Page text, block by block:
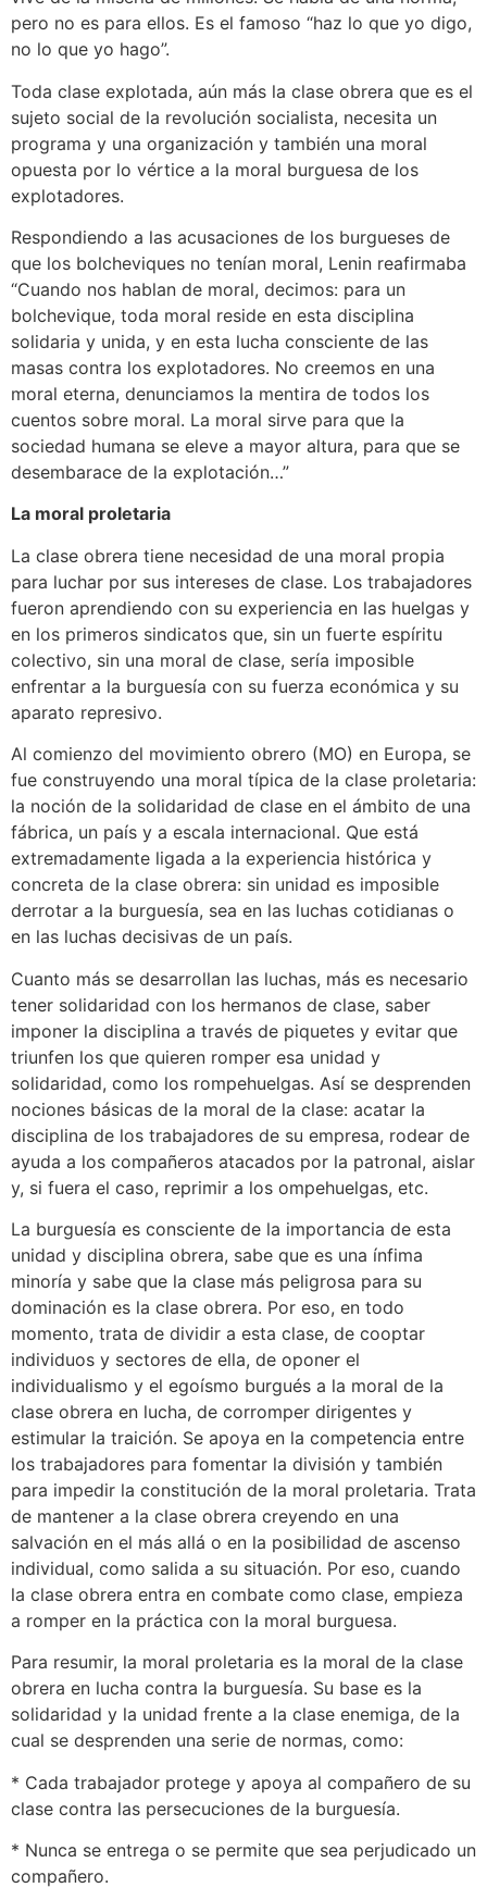
pero no es para ellos. Es el famoso “haz lo que yo digo,
no lo que yo hago”.
Toda clase explotada, aún más la clase obrera que es el
sujeto social de la revolución socialista, necesita un
programa y una organización y también una moral
opuesta por lo vértice a la moral burguesa de los
explotadores.
Respondiendo a las acusaciones de los burgueses de
que los bolcheviques no tenían moral, Lenin reafirmaba
“Cuando nos hablan de moral, decimos: para un
bolchevique, toda moral reside en esta disciplina
solidaria y unida, y en esta lucha consciente de las
masas contra los explotadores. No creemos en una
moral eterna, denunciamos la mentira de todos los
cuentos sobre moral. La moral sirve para que la
sociedad humana se eleve a mayor altura, para que se
desembarace de la explotación…”
La moral proletaria
La clase obrera tiene necesidad de una moral propia
para luchar por sus intereses de clase. Los trabajadores
fueron aprendiendo con su experiencia en las huelgas y
en los primeros sindicatos que, sin un fuerte espíritu
colectivo, sin una moral de clase, sería imposible
enfrentar a la burguesía con su fuerza económica y su
aparato represivo.
Al comienzo del movimiento obrero (MO) en Europa, se
fue construyendo una moral típica de la clase proletaria:
la noción de la solidaridad de clase en el ámbito de una
fábrica, un país y a escala internacional. Que está
extremadamente ligada a la experiencia histórica y
concreta de la clase obrera: sin unidad es imposible
derrotar a la burguesía, sea en las luchas cotidianas o
en las luchas decisivas de un país.
Cuanto más se desarrollan las luchas, más es necesario
tener solidaridad con los hermanos de clase, saber
imponer la disciplina a través de piquetes y evitar que
triunfen los que quieren romper esa unidad y
solidaridad, como los rompehuelgas. Así se desprenden
nociones básicas de la moral de la clase: acatar la
disciplina de los trabajadores de su empresa, rodear de
ayuda a los compañeros atacados por la patronal, aislar
y, si fuera el caso, reprimir a los ompehuelgas, etc.
La burguesía es consciente de la importancia de esta
unidad y disciplina obrera, sabe que es una ínfima
minoría y sabe que la clase más peligrosa para su
dominación es la clase obrera. Por eso, en todo
momento, trata de dividir a esta clase, de cooptar
individuos y sectores de ella, de oponer el
individualismo y el egoísmo burgués a la moral de la
clase obrera en lucha, de corromper dirigentes y
estimular la traición. Se apoya en la competencia entre
los trabajadores para fomentar la división y también
para impedir la constitución de la moral proletaria. Trata
de mantener a la clase obrera creyendo en una
salvación en el más allá o en la posibilidad de ascenso
individual, como salida a su situación. Por eso, cuando
la clase obrera entra en combate como clase, empieza
a romper en la práctica con la moral burguesa.
Para resumir, la moral proletaria es la moral de la clase
obrera en lucha contra la burguesía. Su base es la
solidaridad y la unidad frente a la clase enemiga, de la
cual se desprenden una serie de normas, como:
* Cada trabajador protege y apoya al compañero de su
clase contra las persecuciones de la burguesía.
* Nunca se entrega o se permite que sea perjudicado un
compañero.